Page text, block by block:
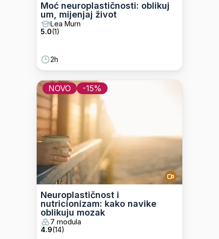
Moć neuroplastičnosti: oblikuj
um, mijenjaj život
Lea Murn
5.0(1)
2h
NOVO -15%
Neuroplastičnost i
nutricionizam: kako navike
oblikuju mozak
7 modula
4.9(14)